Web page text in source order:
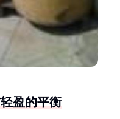
盈的平衡